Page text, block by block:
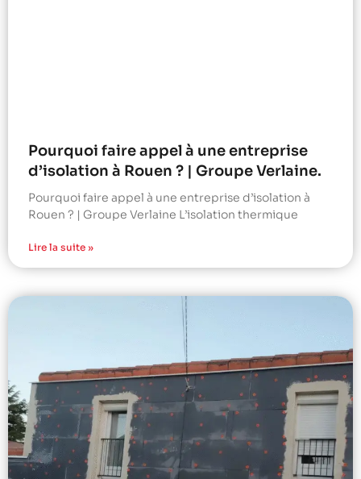
Pourquoi faire appel à une entreprise
d’isolation à Rouen ? | Groupe Verlaine.
Pourquoi faire appel à une entreprise d’isolation à
Rouen ? | Groupe Verlaine L’isolation thermique
Lire la suite »